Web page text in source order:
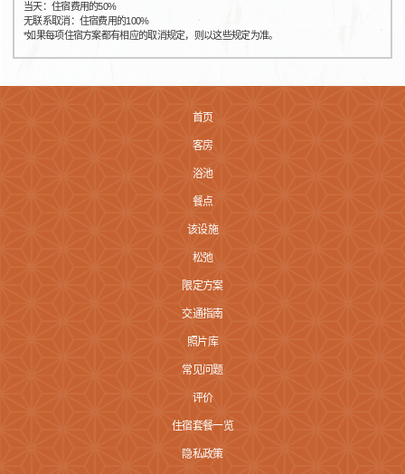
当天：住宿费用的50%
无联系取消：住宿费用的100%
*如果每项住宿方案都有相应的取消规定，则以这些规定为准。
首页
客房
浴池
餐点
该设施
松弛
限定方案
交通指南
照片库
常见问题
评价
住宿套餐一览
隐私政策